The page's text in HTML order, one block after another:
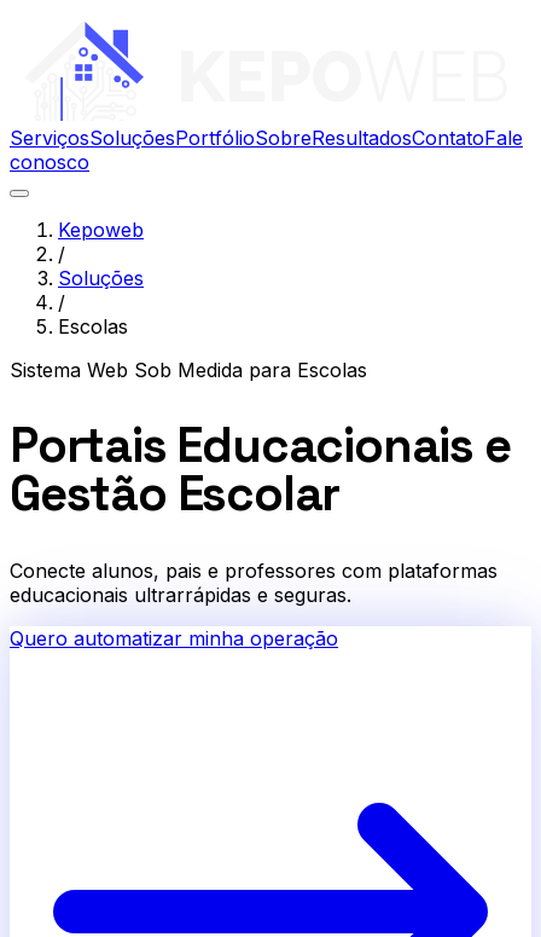
ServiçosSoluçõesPortfólioSobreResultadosContatoFale
conosco
Kepoweb
/
Soluções
/
Escolas
Sistema Web Sob Medida para Escolas
Portais Educacionais e
Gestão Escolar
Conecte alunos, pais e professores com plataformas
educacionais ultrarrápidas e seguras.
Quero automatizar minha operação